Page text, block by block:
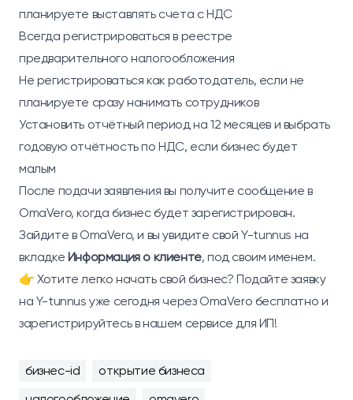
планируете выставлять счета с НДС
Всегда регистрироваться в реестре
предварительного налогообложения
Не регистрироваться как работодатель, если не
планируете сразу нанимать сотрудников
Установить отчётный период на 12 месяцев и выбрать
годовую отчётность по НДС, если бизнес будет
малым
После подачи заявления вы получите сообщение в
OmaVero, когда бизнес будет зарегистрирован.
Зайдите в OmaVero, и вы увидите свой Y-tunnus на
вкладке Информация о клиенте, под своим именем.
👉 Хотите легко начать свой бизнес? Подайте заявку
на Y-tunnus уже сегодня через OmaVero бесплатно и
зарегистрируйтесь в нашем сервисе для ИП!
бизнес-id
открытие бизнеса